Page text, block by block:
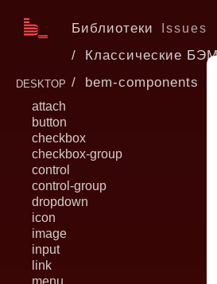
Issues
Библиотеки
Классические
bem-components
DESKTOP
attach
button
checkbox
checkbox-group
control
control-group
dropdown
icon
image
input
link
menu